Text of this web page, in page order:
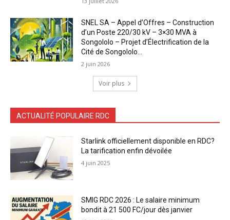
SNEL SA – Appel d’Offres – Construction
d’un Poste 220/30 kV – 3×30 MVA à
Songololo – Projet d’Électrification de la
Cité de Songololo...
2 juin 2026
Voir plus
ACTUALITÉ POPULAIRE RDC
Starlink officiellement disponible en RDC?
La tarification enfin dévoilée
4 juin 2025
SMIG RDC 2026 : Le salaire minimum
bondit à 21 500 FC/jour dès janvier